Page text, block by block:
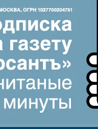
Реклама